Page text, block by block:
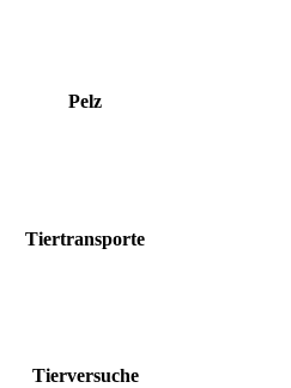
Pelz
Tiertransporte
Tierversuche